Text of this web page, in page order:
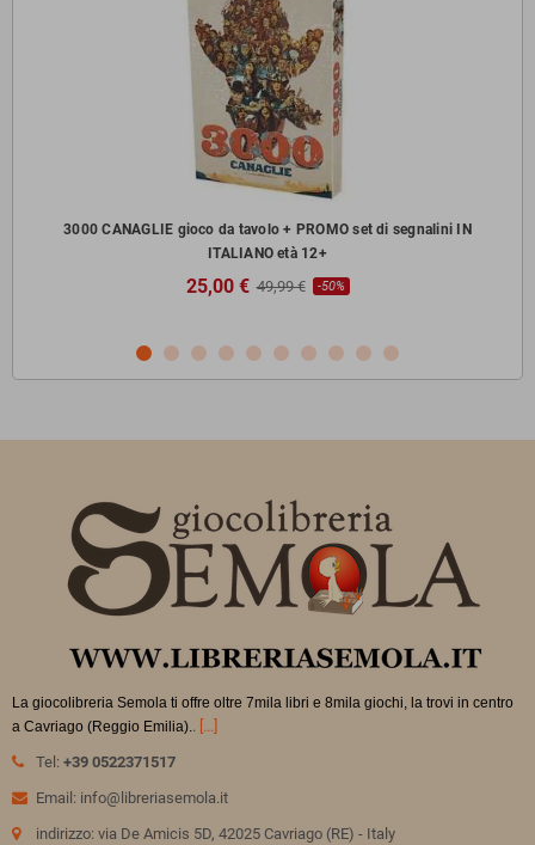
3000 CANAGLIE gioco da tavolo + PROMO set di segnalini IN
ITALIANO età 12+
25,00 € 49,99 € -50%
La giocolibreria Semola ti offre oltre 7mila libri e 8mila giochi, la trovi in centro
a Cavriago (Reggio Emilia).. [...]
Tel: +39 0522371517
Email: info@libreriasemola.it
indirizzo: via De Amicis 5D, 42025 Cavriago (RE) - Italy